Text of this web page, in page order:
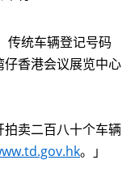
统车辆登记号码
香港会议展览中心
卖二百八十个车辆
。」